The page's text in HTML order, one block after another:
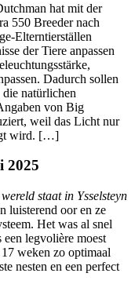
hat mit der
550 Breeder nach
Elterntierställen
der Tiere anpassen
Dadurch sollen
natürlichen
von Big
weil das Licht nur
wird. […]
2025
staat in Ysselsteyn
luisterend oor en ze
Het was al snel
een legvolière moest
weken zo optimaal
nesten en een perfect